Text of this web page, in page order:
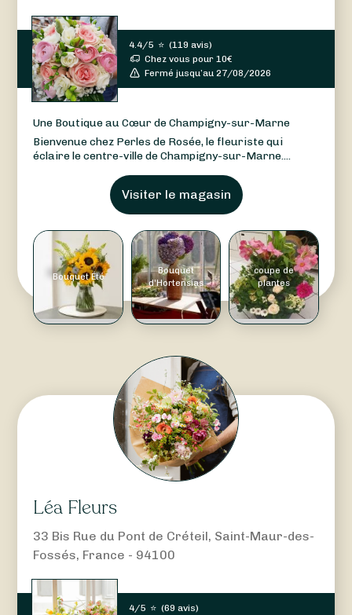
4.4/5 ⭐ (119 avis)
Chez vous pour10€
Fermé jusqu’au 27/08/2026
Une Boutique au Cœur de Champigny-sur-Marne
Bienvenue chez Perles de Rosée, le fleuriste qui
éclaire le centre-ville de Champigny-sur-Marne....
Visiter le magasin
Bouquet Été
Bouquet
d'Hortensias
coupe de
plantes
Léa Fleurs
33 Bis Rue du Pont de Créteil, Saint-Maur-des-
Fossés, France - 94100
4/5 ⭐ (69 avis)